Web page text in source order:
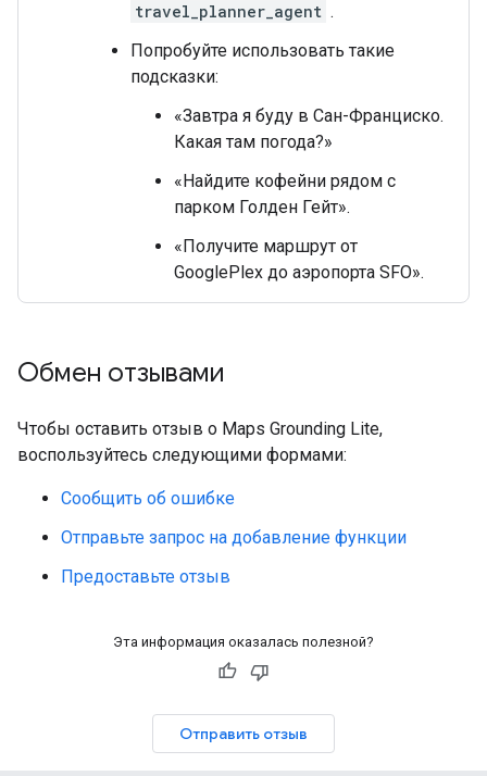
travel_planner_agent .
Попробуйте использовать такие
подсказки:
«Завтра я буду в Сан-Франциско.
Какая там погода?»
«Найдите кофейни рядом с
парком Голден Гейт».
«Получите маршрут от
GooglePlex до аэропорта SFO».
Обмен отзывами
Чтобы оставить отзыв о Maps Grounding Lite,
воспользуйтесь следующими формами:
Сообщить об ошибке
Отправьте запрос на добавление функции
Предоставьте отзыв
Эта информация оказалась полезной?
Отправить отзыв